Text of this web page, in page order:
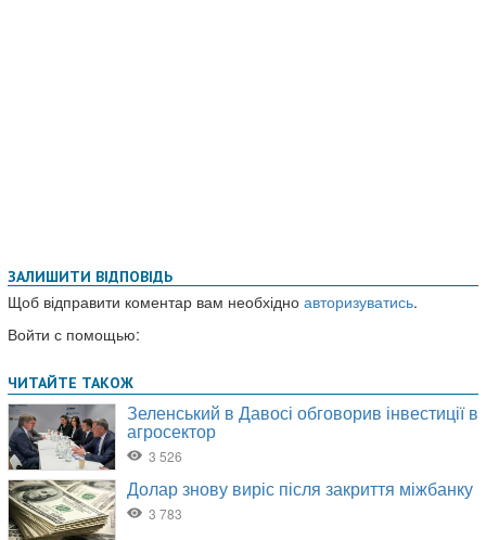
ЗАЛИШИТИ ВІДПОВІДЬ
Щоб відправити коментар вам необхідно авторизуватись.
Войти с помощью: